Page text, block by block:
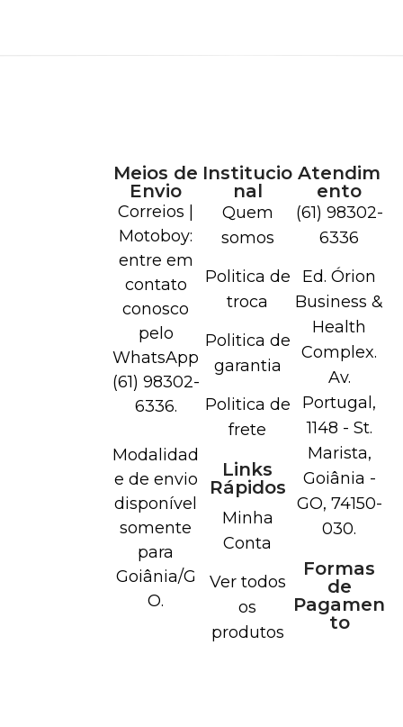
Meios de
Envio
Correios |
Motoboy:
entre em
contato
conosco
pelo
WhatsApp
(61) 98302-
6336.
Modalidad
e de envio
disponível
somente
para
Goiânia/G
O.
Institucio
nal
Quem
somos
Politica de
troca
Politica de
garantia
Politica de
frete
Links
Rápidos
Minha
Conta
Ver todos
os
produtos
Atendim
ento
(61) 98302-
6336
Ed. Órion
Business &
Health
Complex.
Av.
Portugal,
1148 - St.
Marista,
Goiânia -
GO, 74150-
030.
Formas
de
Pagamen
to